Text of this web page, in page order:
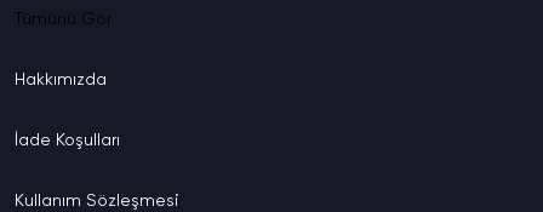
Tümünü Gör
Hakkımızda
İade Koşulları
Kullanım Sözleşmesi